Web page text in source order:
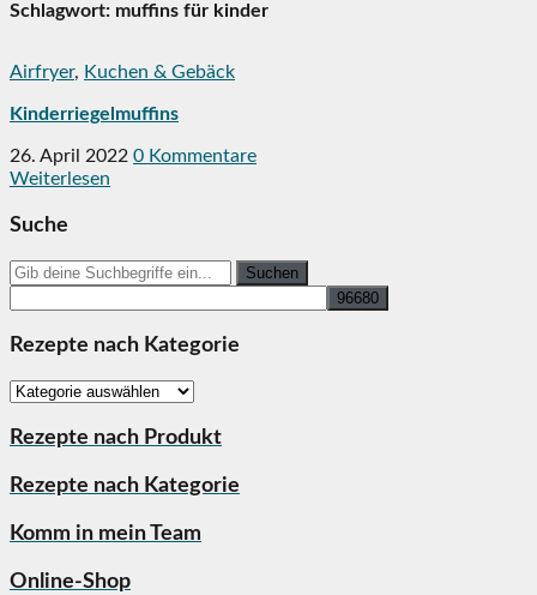
Schlagwort: muffins für kinder
Airfryer, Kuchen & Gebäck
Kinderriegelmuffins
26. April 2022 0 Kommentare
Weiterlesen
Suche
Search
for:
Rezepte nach Kategorie
Rezepte
Kategorie
Rezepte nach Produkt
Rezepte nach Kategorie
Komm in mein Team
Online-Shop